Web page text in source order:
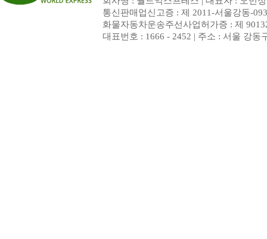
통신판매업신고증 : 제 2011-서울강동-
화물자동차운송주선사업허가증 : 제
대표번호 : 1666 - 2452 | 주소 : 서울 강동